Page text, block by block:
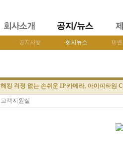
해킹 걱정 없는 손쉬운 IP 카메라, 아이피타임
고객지원실